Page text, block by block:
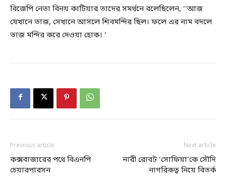
বিজেপি নেতা বিনয় কাটিয়ার তাদের সমর্থনে বলেছিলেন, ‘‘আজ
যেখানে তাজ, সেখানে আসলে শিবমন্দির ছিল। ফলে এর নাম বদলে
তাজ মন্দির করে দেওয়া হোক। ’
Previous article
কক্সবাজারের পথে বিএনপি
চেয়ারপারসন
Next article
নারী রোবট ‘সোফিয়া’কে সৌদি
নাগরিকত্ব নিয়ে বিতর্ক